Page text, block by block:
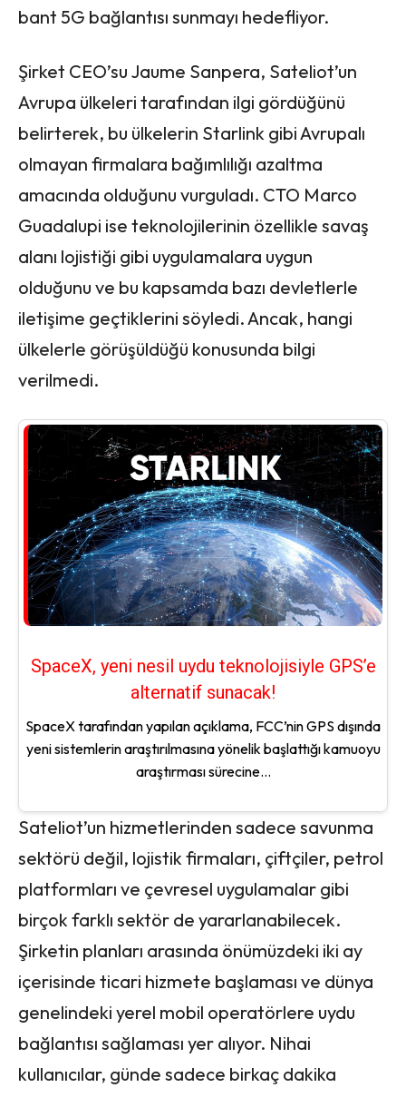
bant 5G bağlantısı sunmayı hedefliyor.
Şirket CEO’su Jaume Sanpera, Sateliot’un
Avrupa ülkeleri tarafından ilgi gördüğünü
belirterek, bu ülkelerin Starlink gibi Avrupalı
olmayan firmalara bağımlılığı azaltma
amacında olduğunu vurguladı. CTO Marco
Guadalupi ise teknolojilerinin özellikle savaş
alanı lojistiği gibi uygulamalara uygun
olduğunu ve bu kapsamda bazı devletlerle
iletişime geçtiklerini söyledi. Ancak, hangi
ülkelerle görüşüldüğü konusunda bilgi
verilmedi.
SpaceX, yeni nesil uydu teknolojisiyle GPS’e
alternatif sunacak!
SpaceX tarafından yapılan açıklama, FCC’nin GPS dışında
yeni sistemlerin araştırılmasına yönelik başlattığı kamuoyu
araştırması sürecine...
Sateliot’un hizmetlerinden sadece savunma
sektörü değil, lojistik firmaları, çiftçiler, petrol
platformları ve çevresel uygulamalar gibi
birçok farklı sektör de yararlanabilecek.
Şirketin planları arasında önümüzdeki iki ay
içerisinde ticari hizmete başlaması ve dünya
genelindeki yerel mobil operatörlere uydu
bağlantısı sağlaması yer alıyor. Nihai
kullanıcılar, günde sadece birkaç dakika